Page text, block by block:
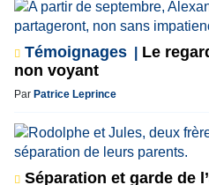
Témoignages
Le
non voyant
Par Patrice Leprince
Séparation et garde de